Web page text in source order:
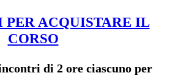
PER ACQUISTARE IL
CORSO
di 2 ore ciascuno per